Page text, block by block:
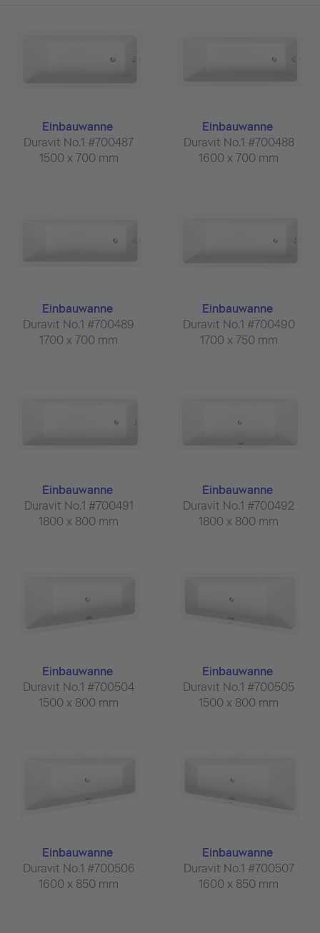
Einbauwanne
Duravit No.1 #700487
1500 x 700 mm
Einbauwanne
Duravit No.1 #700488
1600 x 700 mm
Einbauwanne
Duravit No.1 #700489
1700 x 700 mm
Einbauwanne
Duravit No.1 #700490
1700 x 750 mm
Einbauwanne
Duravit No.1 #700491
1800 x 800 mm
Einbauwanne
Duravit No.1 #700492
1800 x 800 mm
Einbauwanne
Duravit No.1 #700504
1500 x 800 mm
Einbauwanne
Duravit No.1 #700505
1500 x 800 mm
Einbauwanne
Duravit No.1 #700506
1600 x 850 mm
Einbauwanne
Duravit No.1 #700507
1600 x 850 mm